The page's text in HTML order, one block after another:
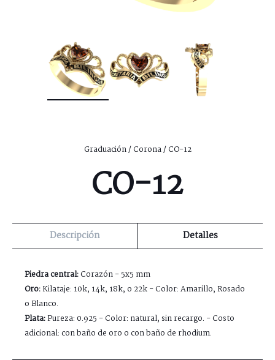
Graduación/Corona/ CO-12
CO-12
Descripción Detalles
Piedra central:Corazón - 5x5 mm
Oro:Kilataje: 10k, 14k, 18k, o 22k - Color: Amarillo, Rosado
o Blanco.
Plata:Pureza: 0.925 - Color: natural, sin recargo. - Costo
adicional: con baño de oro o con baño de rhodium.